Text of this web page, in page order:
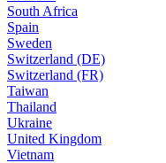
South Africa
Spain
Sweden
Switzerland (DE)
Switzerland (FR)
Taiwan
Thailand
Ukraine
United Kingdom
Vietnam